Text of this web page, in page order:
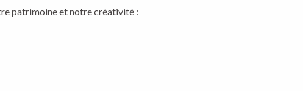
patrimoine et notre créativité :